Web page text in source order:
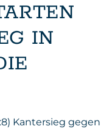
IN
Kantersieg gegen